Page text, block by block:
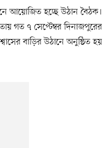
আয়োজিত হচ্ছে উঠান বৈঠক।
গত ৭ সেপ্টেম্বর দিনাজপুরের
বাড়ির উঠানে অনুষ্ঠিত হয়